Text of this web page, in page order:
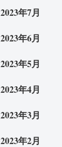
2023年7月
2023年6月
2023年5月
2023年4月
2023年3月
2023年2月